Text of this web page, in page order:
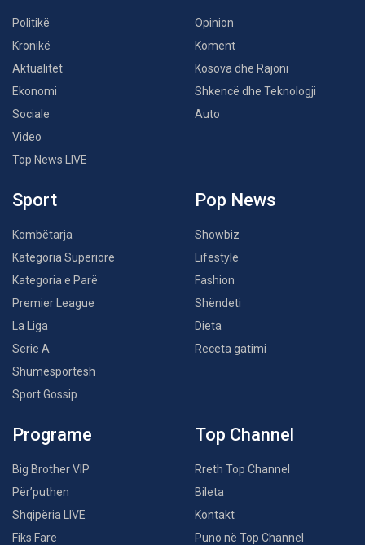
Politikë
Kronikë
Aktualitet
Ekonomi
Sociale
Video
Top News LIVE
Opinion
Koment
Kosova dhe Rajoni
Shkencë dhe Teknologji
Auto
Sport
Kombëtarja
Kategoria Superiore
Kategoria e Parë
Premier League
La Liga
Serie A
Shumësportësh
Sport Gossip
Pop News
Showbiz
Lifestyle
Fashion
Shëndeti
Dieta
Receta gatimi
Programe
Big Brother VIP
Për’puthen
Shqipëria LIVE
Fiks Fare
Top Channel
Rreth Top Channel
Bileta
Kontakt
Puno në Top Channel